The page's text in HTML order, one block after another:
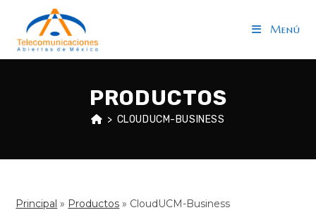
contenido
Menú
PRODUCTOS
> CLOUDUCM-BUSINESS
Principal » Productos » CloudUCM-Business